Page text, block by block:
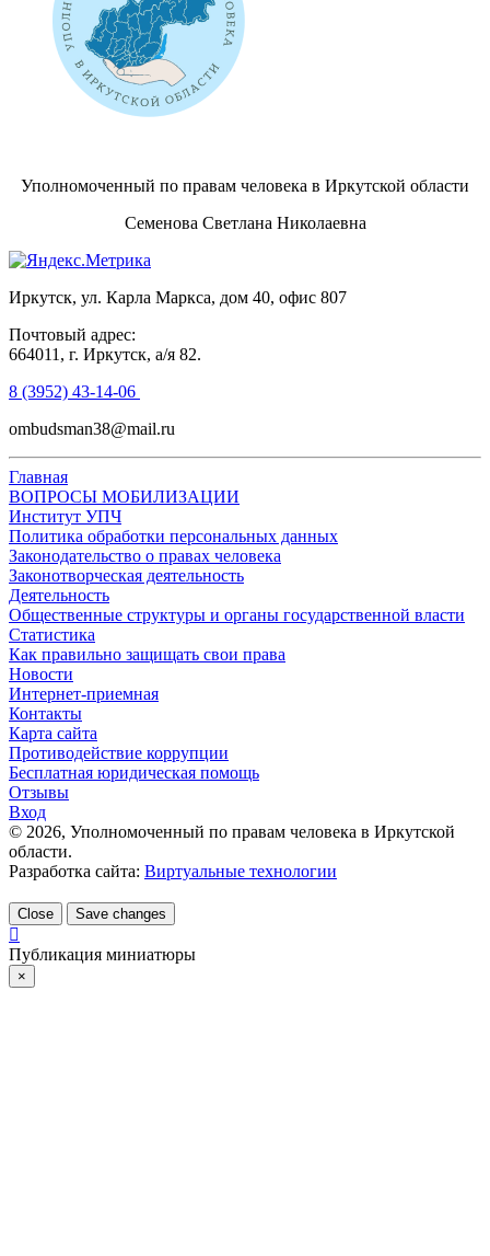
Уполномоченный по правам человека в Иркутской области
Семенова Светлана Николаевна
Иркутск, ул. Карла Маркса, дом 40, офис 807
Почтовый адрес:
664011, г. Иркутск, а/я 82.
8 (3952) 43-14-06
ombudsman38@mail.ru
Главная
ВОПРОСЫ МОБИЛИЗАЦИИ
Институт УПЧ
Политика обработки персональных данных
Законодательство о правах человека
Законотворческая деятельность
Деятельность
Общественные структуры и органы государственной власти
Статистика
Как правильно защищать свои права
Новости
Интернет-приемная
Контакты
Карта сайта
Противодействие коррупции
Бесплатная юридическая помощь
Отзывы
Вход
© 2026, Уполномоченный по правам человека в Иркутской
области.
Разработка сайта: Виртуальные технологии
Close Save changes
Публикация миниатюры
×